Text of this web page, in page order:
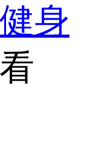
健身